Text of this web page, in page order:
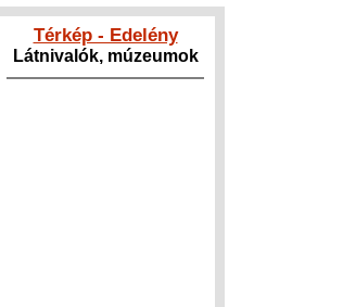
Térkép - Edelény
Látnivalók, múzeumok